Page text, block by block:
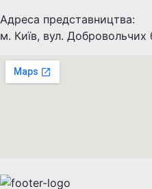
Адреса представництва:
м. Київ, вул. Добровольчих